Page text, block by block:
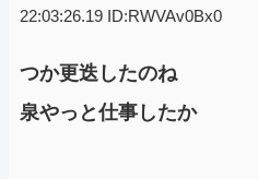
22:03:26.19 ID:RWVAv0Bx0
つか更迭したのね
泉やっと仕事したか